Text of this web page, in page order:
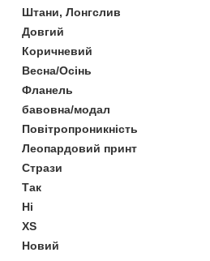
Штани, Лонгслив
Довгий
Коричневий
Весна/Осінь
Фланель
бавовна/модал
Повітропроникність
Леопардовий принт
Стрази
Так
Ні
XS
Новий